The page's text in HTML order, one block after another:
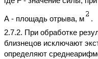
А - площадь отрыва, м
.
2.7.2. При обработке
близнецов исключают
определяют